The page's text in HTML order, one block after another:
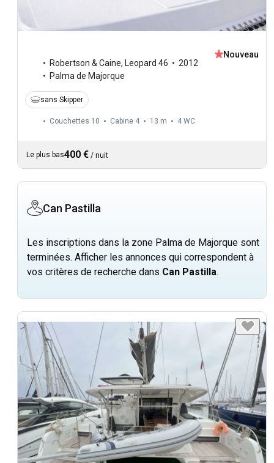
Robertson & Caine, Leopard 46
2012
Palma de Majorque
Nouveau
sans Skipper
Couchettes 10 Cabine 4 13 m 4 WC
Le plus bas400 € / nuit
Can Pastilla
Les inscriptions dans la zone Palma de Majorque sont
terminées. Afficher les annonces qui correspondent à
vos critères de recherche dans Can Pastilla.